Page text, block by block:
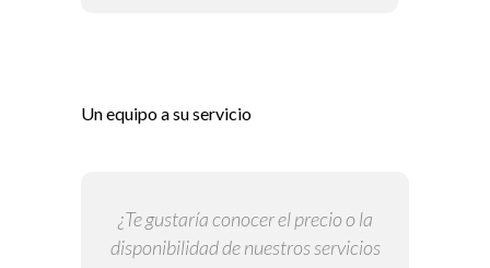
Un equipo a su servicio
¿Te gustaría conocer el precio o la
disponibilidad de nuestros servicios